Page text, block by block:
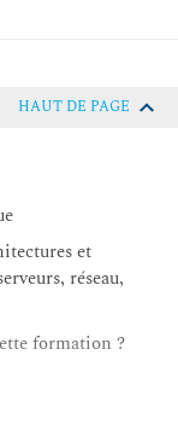
HAUT DE PAGE
et
réseau,
formation ?